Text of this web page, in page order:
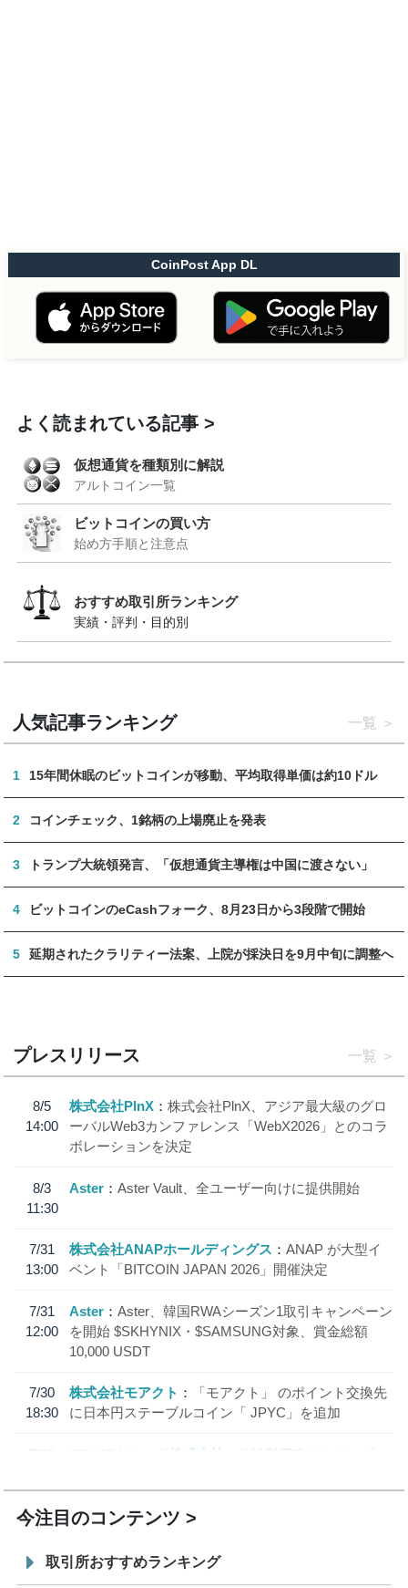
CoinPost App DL
よく読まれている記事
仮想通貨を種類別に解説
アルトコイン一覧
ビットコインの買い方
始め方手順と注意点
おすすめ取引所ランキング
実績・評判・目的別
人気記事ランキング 一覧
1 15年間休眠のビットコインが移動、平均取得単価は約10ドル
2 コインチェック、1銘柄の上場廃止を発表
3 トランプ大統領発言、「仮想通貨主導権は中国に渡さない」
4 ビットコインのeCashフォーク、8月23日から3段階で開始
5 延期されたクラリティー法案、上院が採決日を9月中旬に調整へ
プレスリリース 一覧
8/5
14:00
株式会社PlnX
株式会社PlnX、アジア最大級のグロ
ーバルWeb3カンファレンス「WebX2026」とのコラ
ボレーションを決定
8/3
11:30
Aster Aster Vault、全ユーザー向けに提供開始
7/31
13:00
株式会社ANAPホールディングス
ANAP が大型イ
ベント「BITCOIN JAPAN 2026」開催決定
7/31
12:00
Aster
Aster、韓国RWAシーズン1取引キャンペーン
を開始 $SKHYNIX・$SAMSUNG対象、賞金総額
10,000 USDT
7/30
18:30
株式会社モアクト
「モアクト」 のポイント交換先
に日本円ステーブルコイン「 JPYC」を追加
7/29
SBI VCトレード株式会社
信託型円建てステーブル
今注目のコンテンツ
取引所おすすめランキング